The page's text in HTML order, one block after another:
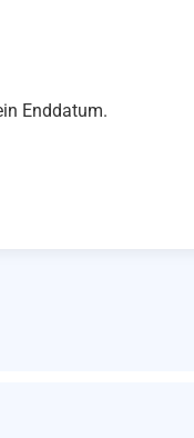
Enddatum.